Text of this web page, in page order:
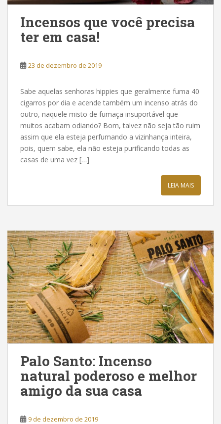
Incensos que você precisa
ter em casa!
23 de dezembro de 2019
Sabe aquelas senhoras hippies que geralmente fuma 40
cigarros por dia e acende também um incenso atrás do
outro, naquele misto de fumaça insuportável que
muitos acabam odiando? Bom, talvez não seja tão ruim
assim que ela esteja perfumando a vizinhança inteira,
pois, quem sabe, ela não esteja purificando todas as
casas de uma vez […]
LEIA MAIS
Palo Santo: Incenso
natural poderoso e melhor
amigo da sua casa
9 de dezembro de 2019